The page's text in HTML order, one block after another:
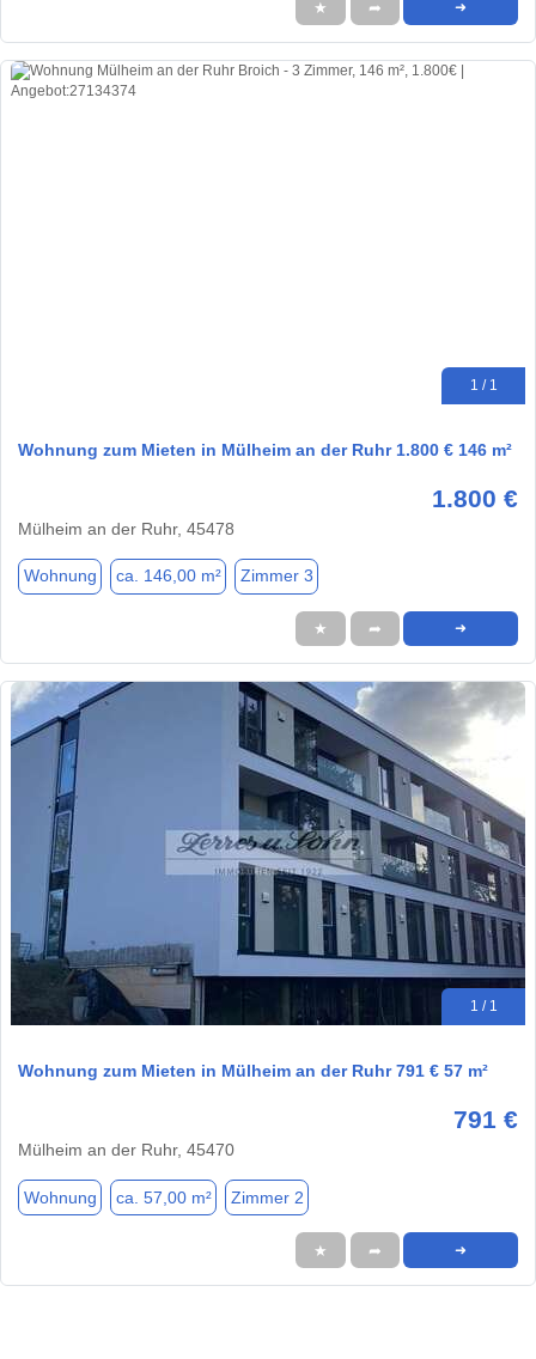
★ ➦ ➜
1 / 1
Wohnung zum Mieten in Mülheim an der Ruhr 1.800 € 146 m²
1.800 €
Mülheim an der Ruhr, 45478
Wohnung ca. 146,00 m² Zimmer 3
★ ➦ ➜
1 / 1
Wohnung zum Mieten in Mülheim an der Ruhr 791 € 57 m²
791 €
Mülheim an der Ruhr, 45470
Wohnung ca. 57,00 m² Zimmer 2
★ ➦ ➜